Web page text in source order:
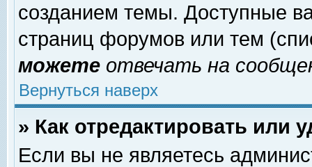
созданием темы. Доступные
страниц форумов или тем
можете отвечать на
Вернуться наверх
» Как отредактировать или
Если вы не являетесь